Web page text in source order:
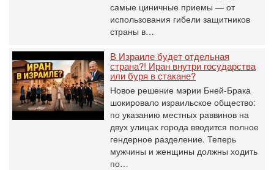
самые циничные приемы — от
использования гибели защитников
страны в…
В Израиле будет отдельная
страна?! Иран внутри государства
или буря в стакане?
Новое решение мэрии Бней-Брака
шокировало израильское общество:
по указанию местных раввинов на
двух улицах города вводится полное
гендерное разделение. Теперь
мужчины и женщины должны ходить
по…